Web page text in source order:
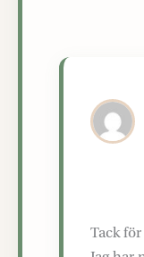
Tack